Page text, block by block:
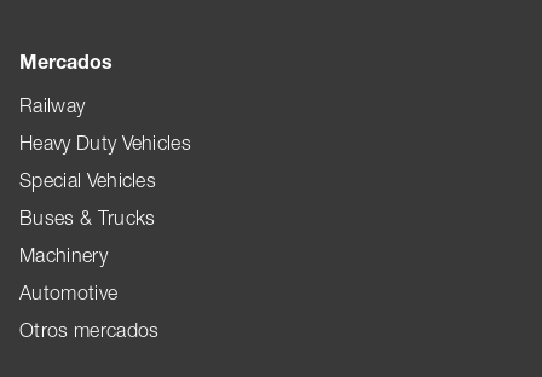
Mercados
Railway
Heavy Duty Vehicles
Special Vehicles
Buses & Trucks
Machinery
Automotive
Otros mercados